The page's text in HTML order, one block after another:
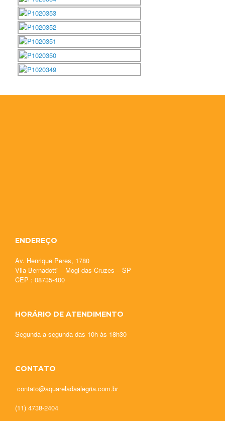
ENDEREÇO
Av. Henrique Peres, 1780
Vila Bernadotti – Mogi das Cruzes – SP
CEP : 08735-400
HORÁRIO DE ATENDIMENTO
Segunda a segunda das 10h às 18h30
CONTATO
contato@aquareladaalegria.com.br
(11) 4738-2404